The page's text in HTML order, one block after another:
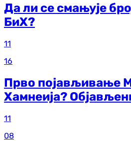
Да ли се смањује
БиХ?
11
16
Прво појављивање
Хамнеија?
11
08